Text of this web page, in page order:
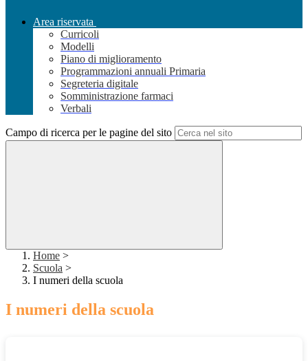
Area riservata
Curricoli
Modelli
Piano di miglioramento
Programmazioni annuali Primaria
Segreteria digitale
Somministrazione farmaci
Verbali
Campo di ricerca per le pagine del sito
Home >
Scuola >
I numeri della scuola
I numeri della scuola